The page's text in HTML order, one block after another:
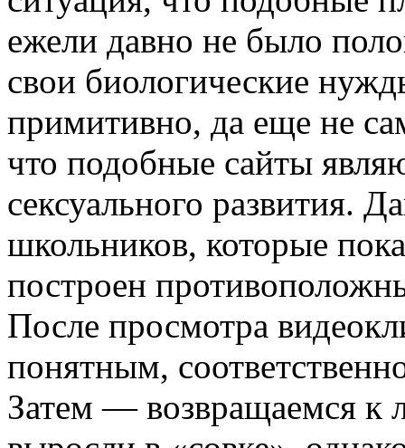
ежели давно не было
свои биологические
примитивно, да еще не
что подобные сайты
сексуального развития.
школьников, которые
построен
После просмотра
понятным,
Затем — возвращаемся к